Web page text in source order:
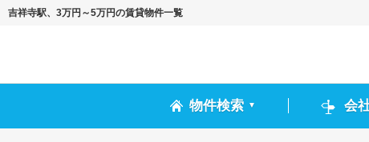
吉祥寺駅、3万円～5万円の賃貸物件一覧
物件検索 ▼ 会